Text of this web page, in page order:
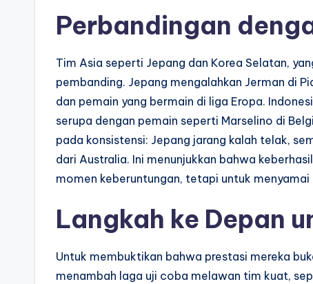
Perbandingan
Tim Asia seperti Jepang dan Korea Selatan,
pembanding. Jepang mengalahkan Jerman di
dan pemain yang bermain di liga Eropa.
serupa dengan pemain seperti Marselino di
pada konsistensi: Jepang jarang kalah telak,
dari Australia. Ini menunjukkan bahwa
momen keberuntungan, tetapi untuk
Langkah ke Depan
Untuk membuktikan bahwa prestasi mereka
menambah laga uji coba melawan tim kuat,